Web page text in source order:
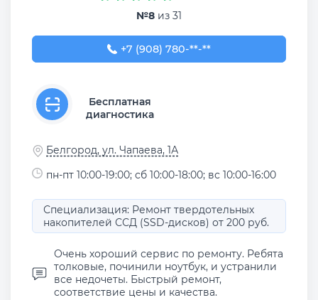
№8 из 31
+7 (908) 780-00-33
+7 (908) 780-**-**
Бесплатная
диагностика
Белгород, ул. Чапаева, 1А
пн-пт 10:00-19:00; сб 10:00-18:00; вс 10:00-16:00
Специализация: Ремонт твердотельных
накопителей ССД (SSD-дисков) от 200 руб.
Очень хороший сервис по ремонту. Ребята
толковые, починили ноутбук, и устранили
все недочеты. Быстрый ремонт,
соответствие цены и качества.